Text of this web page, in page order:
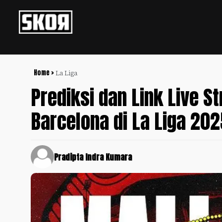
Home > La Liga
Prediksi dan Link Live
Barcelona di La Liga
Pradipta Indra Kumara
Football +
Culture +
Sports
Update
+
Timnas
Indonesia
SKOR
SPECIAL
Video
Policy
Pedoman
Pemberitaan
Media
Disclaimer
Tentang
Kami